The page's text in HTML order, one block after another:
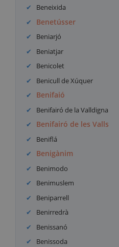
Beneixida
Benetússer
Beniarjó
Beniatjar
Benicolet
Benicull de Xúquer
Benifaió
Benifairó de la Valldigna
Benifairó de les Valls
Beniflá
Benigànim
Benimodo
Benimuslem
Beniparrell
Benirredrà
Benissanó
Benissoda